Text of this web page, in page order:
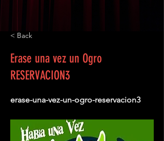
< Back
Erase una vez un Ogro
RESERVACION3
erase-una-vez-un-ogro-reservacion3